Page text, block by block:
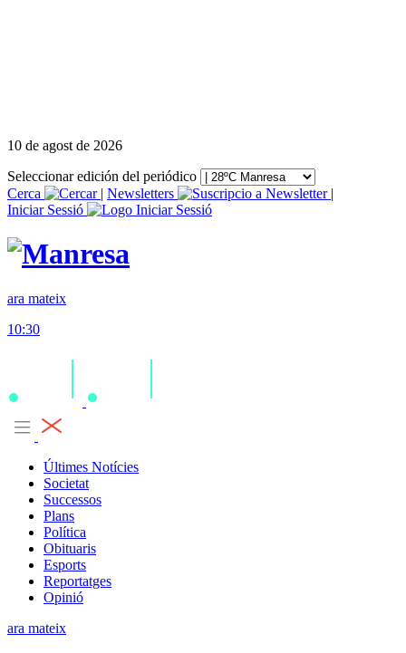
10 de agost de 2026
Seleccionar edición del periódico
Cerca
| Newsletters
|
Iniciar Sessió
ara mateix
10:30
Últimes Notícies
Societat
Successos
Plans
Política
Obituaris
Esports
Reportatges
Opinió
ara mateix